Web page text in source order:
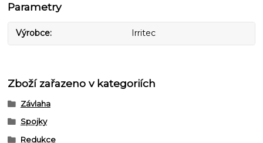
Parametry
Výrobce Irritec
Zboží zařazeno v kategoriích
Závlaha
Spojky
Redukce